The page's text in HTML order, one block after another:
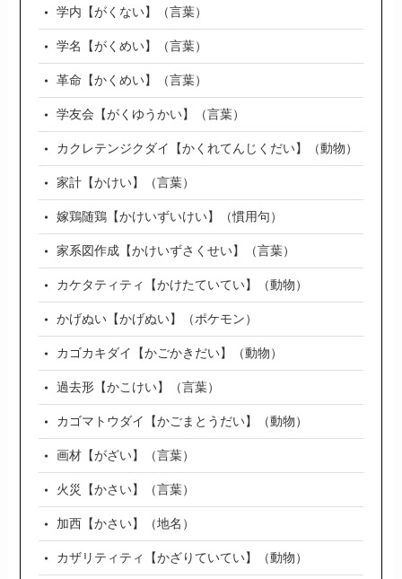
学内【がくない】（言葉）
学名【がくめい】（言葉）
革命【かくめい】（言葉）
学友会【がくゆうかい】（言葉）
カクレテンジクダイ【かくれてんじくだい】（動物）
家計【かけい】（言葉）
嫁鶏随鶏【かけいずいけい】（慣用句）
家系図作成【かけいずさくせい】（言葉）
カケタティティ【かけたていてい】（動物）
かげぬい【かげぬい】（ポケモン）
カゴカキダイ【かごかきだい】（動物）
過去形【かこけい】（言葉）
カゴマトウダイ【かごまとうだい】（動物）
画材【がざい】（言葉）
火災【かさい】（言葉）
加西【かさい】（地名）
カザリティティ【かざりていてい】（動物）